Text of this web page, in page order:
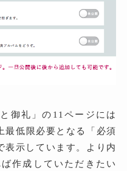
御礼」の11ページには
最低限必要となる「必須
表示しています。より内
作成していただきたい